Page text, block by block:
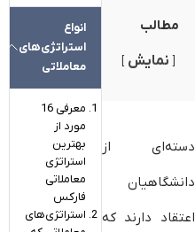
مطالب
نمایش
دسته‌ای از
دانشگاهیان
اعتقاد دارند که
انواع
استراتژی‌های
معاملاتی
معرفی 16
مورد از
بهترین
استراتژی
معاملاتی
فارکس
استراتژی‌های